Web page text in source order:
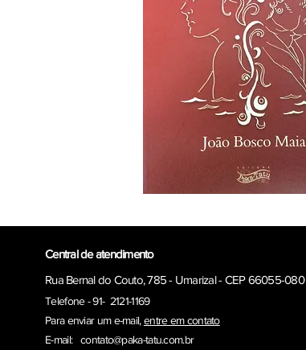
Central de atendimento
Rua Bernal do Couto, 785 - Umarizal - CEP 66055-080
Telefone - 91- 2121-1169
Para enviar um e-mail, entre em contato
E-mail: contato@paka-tatu.com.br